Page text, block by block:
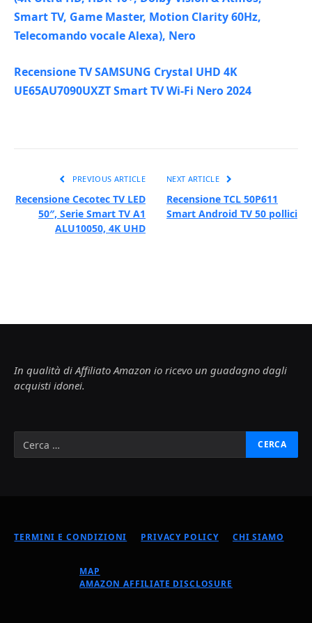
Smart TV, Game Master, Motion Clarity 60Hz,
Telecomando vocale Alexa), Nero
Recensione TV SAMSUNG Crystal UHD 4K
UE65AU7090UXZT Smart TV Wi-Fi Nero 2024
PREVIOUS ARTICLE
Recensione Cecotec TV LED
50″, Serie Smart TV A1
ALU10050, 4K UHD
NEXT ARTICLE
Recensione TCL 50P611
Smart Android TV 50 pollici
In qualità di Affiliato Amazon io ricevo un guadagno dagli
acquisti idonei.
TERMINI E CONDIZIONI PRIVACY POLICY CHI SIAMO
MAP
AMAZON AFFILIATE DISCLOSURE